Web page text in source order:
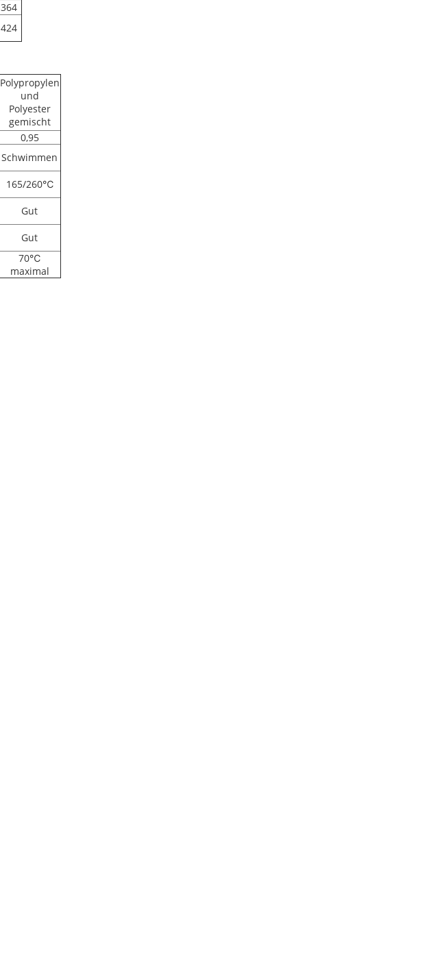
364
424
Polypropylen
und
Polyester
gemischt
0,95
Schwimmen
165/260℃
Gut
Gut
70℃
maximal